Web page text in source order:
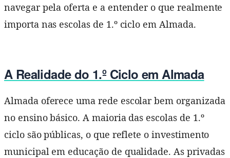
navegar pela oferta e a entender o que realmente
importa nas escolas de 1.º ciclo em Almada.
A Realidade do 1.º Ciclo em Almada
Almada oferece uma rede escolar bem organizada
no ensino básico. A maioria das escolas de 1.º
ciclo são públicas, o que reflete o investimento
municipal em educação de qualidade. As privadas